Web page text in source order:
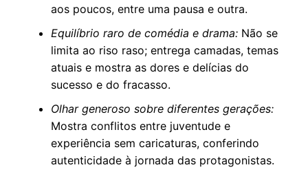
aos poucos, entre uma pausa e outra.
Equilíbrio raro de comédia e drama:Não se
limita ao riso raso; entrega camadas, temas
atuais e mostra as dores e delícias do
sucesso e do fracasso.
Olhar generoso sobre diferentes gerações:
Mostra conflitos entre juventude e
experiência sem caricaturas, conferindo
autenticidade à jornada das protagonistas.